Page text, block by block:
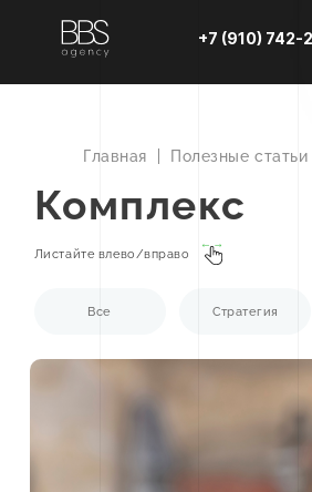
Портфолио
Блог
О компании
Контакты
+7 (910) 742-
Главная Полезные статьи
Комплекс
Листайте влево/вправо
Все Стратегия